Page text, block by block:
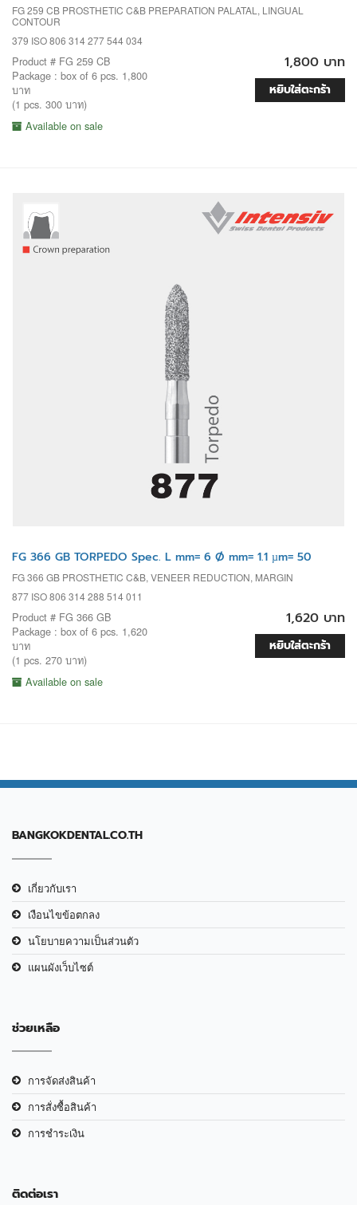
FG 259 CB PROSTHETIC C&B PREPARATION PALATAL, LINGUAL
CONTOUR
379 ISO 806 314 277 544 034
Product # FG 259 CB
Package : box of 6 pcs. 1,800
บาท
(1 pcs. 300 บาท)
Available on sale
1,800 บาท
หยิบใส่ตะกร้า
FG 366 GB TORPEDO Spec. L mm= 6 Ø mm= 1.1 µm= 50
FG 366 GB PROSTHETIC C&B, VENEER REDUCTION, MARGIN
877 ISO 806 314 288 514 011
Product # FG 366 GB
Package : box of 6 pcs. 1,620
บาท
(1 pcs. 270 บาท)
Available on sale
1,620 บาท
หยิบใส่ตะกร้า
BANGKOKDENTAL.CO.TH
เกี่ยวกับเรา
เงือนไขข้อตกลง
นโยบายความเป็นส่วนตัว
แผนผังเว็บไซต์
ช่วยเหลือ
การจัดส่งสินค้า
การสั่งซื้อสินค้า
การชำระเงิน
ติดต่อเรา